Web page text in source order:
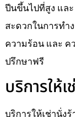
ปีนขึ้นไปที่สูง แล
สะดวกในการทำ
ความร้อน และ ค
ปรึกษาฟรี
บริการให้
บริการให้เช่านั่ง